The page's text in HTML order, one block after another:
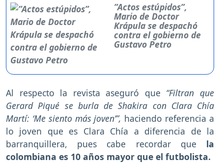
”Actos estúpidos”,
Mario de Doctor
Krápula se despachó
contra el gobierno de
Gustavo Petro
Al respecto la revista aseguró que “Filtran que
Gerard Piqué se burla de Shakira con Clara Chía
Martí: ‘Me siento más joven’”, haciendo referencia a
lo joven que es Clara Chía a diferencia de la
barranquillera, pues cabe recordar que la
colombiana es 10 años mayor que el futbolista.